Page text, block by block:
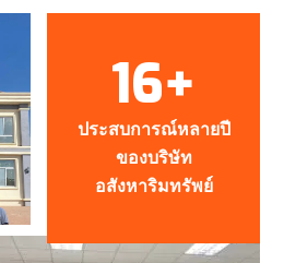
16+
ประสบการณ์หลายปี
ของบริษัท
อสังหาริมทรัพย์